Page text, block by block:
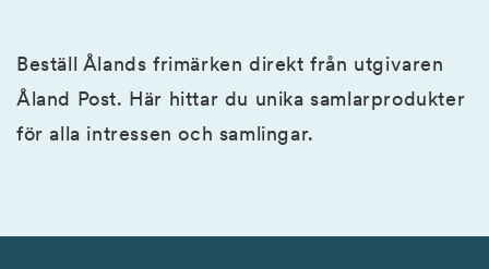
Beställ Ålands frimärken direkt från utgivaren
Åland Post. Här hittar du unika samlarprodukter
för alla intressen och samlingar.